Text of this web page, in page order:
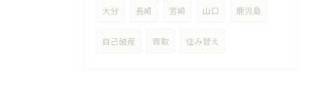
大分 長崎 宮崎 山口 鹿児島
自己破産 買取 住み替え